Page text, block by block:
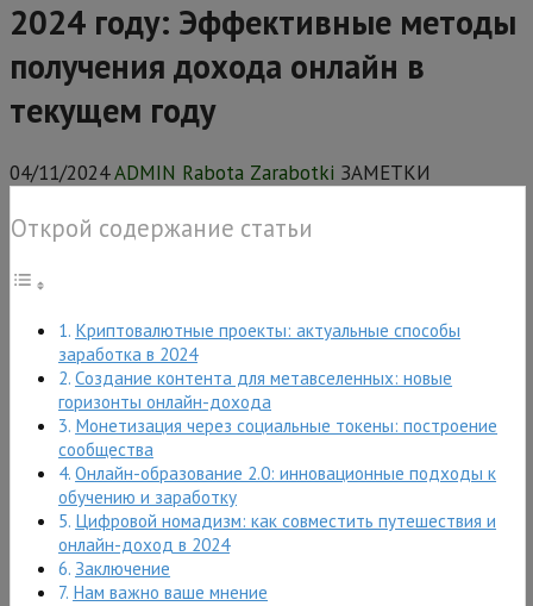
2024 году: Эффективные методы
получения дохода онлайн в
текущем году
04/11/2024ADMIN Rabota Zarabotki ЗАМЕТКИ
Открой содержание статьи
Криптовалютные проекты: актуальные способы
заработка в 2024
Создание контента для метавселенных: новые
горизонты онлайн-дохода
Монетизация через социальные токены: построение
сообщества
Онлайн-образование 2.0: инновационные подходы к
обучению и заработку
Цифровой номадизм: как совместить путешествия и
онлайн-доход в 2024
Заключение
Нам важно ваше мнение